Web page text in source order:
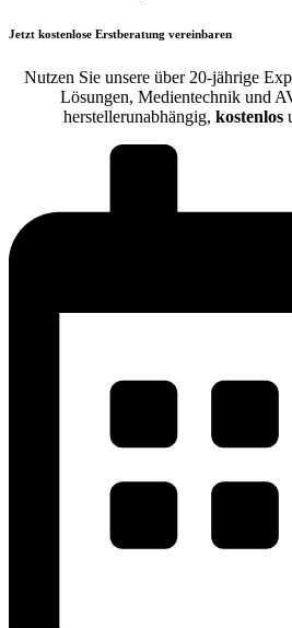
Jetzt kostenlose Erstberatung vereinbaren
Nutzen Sie unsere über 20-jährige
Lösungen, Medientechnik und
herstellerunabhängig, kostenlos